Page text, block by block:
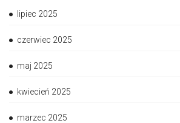
lipiec 2025
czerwiec 2025
maj 2025
kwiecień 2025
marzec 2025